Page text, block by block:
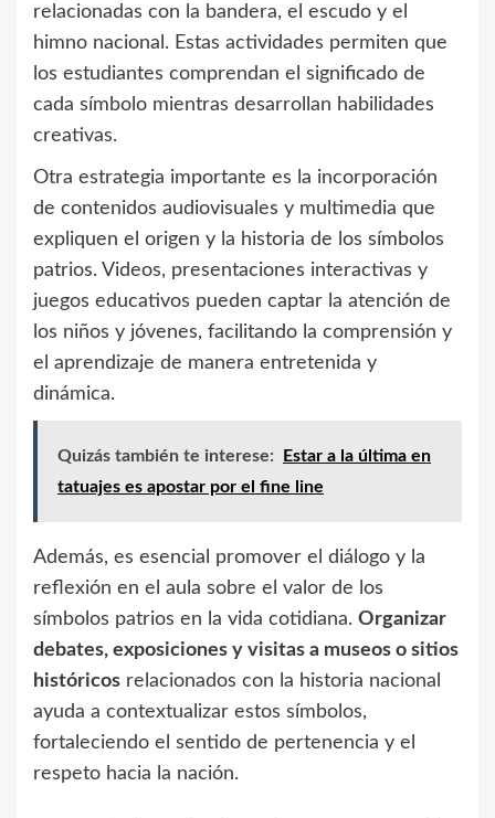
relacionadas con la bandera, el escudo y el
himno nacional. Estas actividades permiten que
los estudiantes comprendan el significado de
cada símbolo mientras desarrollan habilidades
creativas.
Otra estrategia importante es la incorporación
de contenidos audiovisuales y multimedia que
expliquen el origen y la historia de los símbolos
patrios. Videos, presentaciones interactivas y
juegos educativos pueden captar la atención de
los niños y jóvenes, facilitando la comprensión y
el aprendizaje de manera entretenida y
dinámica.
Quizás también te interese:
Estar a la última en
tatuajes es apostar por el fine line
Además, es esencial promover el diálogo y la
reflexión en el aula sobre el valor de los
símbolos patrios en la vida cotidiana. Organizar
debates, exposiciones y visitas a museos o sitios
históricos relacionados con la historia nacional
ayuda a contextualizar estos símbolos,
fortaleciendo el sentido de pertenencia y el
respeto hacia la nación.